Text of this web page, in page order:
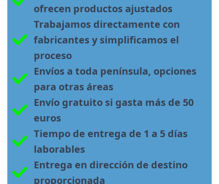
ofrecen productos ajustados
Trabajamos directamente con
fabricantes y simplificamos el
proceso
Envíos a toda península, opciones
para otras áreas
Envío gratuito si gasta más de 50
euros
Tiempo de entrega de 1 a 5 días
laborables
Entrega en dirección de destino
proporcionada